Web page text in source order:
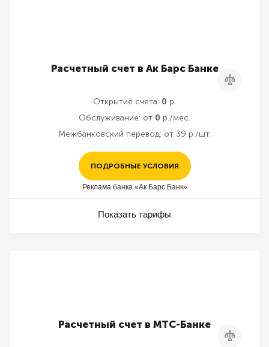
Расчетный счет в Ак Барс Банке
Сравнить
Открытие счета: 0 р.
Обслуживание: от 0 р./мес.
Межбанковский перевод: от 39 р./шт.
ПОДРОБНЫЕ УСЛОВИЯ
Реклама банка «Ак Барс Банк»
Показать тарифы
Расчетный счет в МТС-Банке
Сравнить